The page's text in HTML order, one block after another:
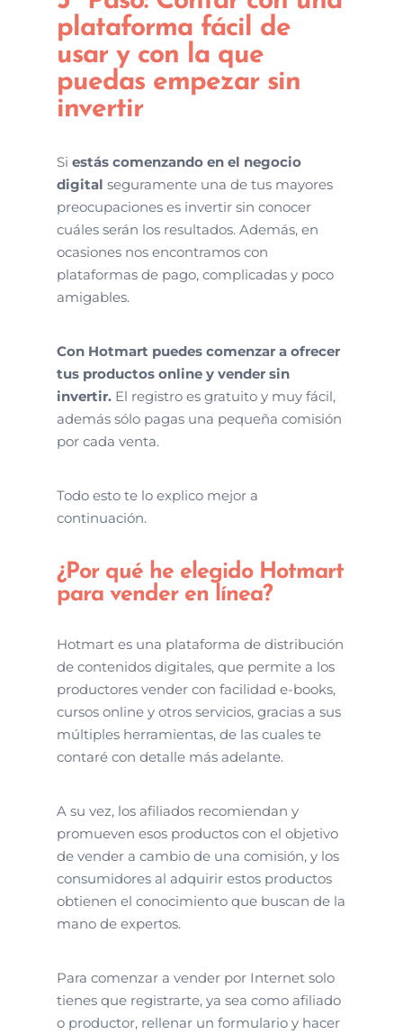
plataforma fácil de
usar y con la que
puedas empezar sin
invertir
Si estás comenzando en el negocio
digital seguramente una de tus mayores
preocupaciones es invertir sin conocer
cuáles serán los resultados. Además, en
ocasiones nos encontramos con
plataformas de pago, complicadas y poco
amigables.
Con Hotmart puedes comenzar a ofrecer
tus productos online y vender sin
invertir.El registro es gratuito y muy fácil,
además sólo pagas una pequeña comisión
por cada venta.
Todo esto te lo explico mejor a
continuación.
¿Por qué he elegido Hotmart
para vender en línea?
Hotmart es una plataforma de distribución
de contenidos digitales, que permite a los
productores vender con facilidad e-books,
cursos online y otros servicios, gracias a sus
múltiples herramientas, de las cuales te
contaré con detalle más adelante.
A su vez, los afiliados recomiendan y
promueven esos productos con el objetivo
de vender a cambio de una comisión, y los
consumidores al adquirir estos productos
obtienen el conocimiento que buscan de la
mano de expertos.
Para comenzar a vender por Internet solo
tienes que registrarte, ya sea como afiliado
o productor, rellenar un formulario y hacer